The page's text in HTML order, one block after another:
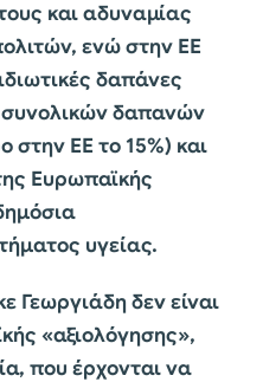
και αδυναμίας
ενώ στην ΕΕ
δαπάνες
δαπανών
στην ΕΕ το 15%) και
Ευρωπαϊκής
υγείας.
Γεωργιάδη δεν είναι
«αξιολόγησης»,
που έρχονται να